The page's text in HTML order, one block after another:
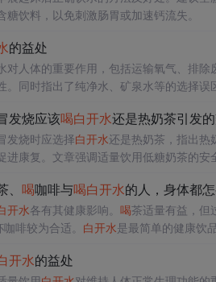
糖饮料，以免刺激肠胃或加速钙流失。
的益处
对人体的重要作用，包括运输氧气、排
。同时指出了纯净水、矿泉水等的选择误
发烧应该喝白开水还是热奶茶引发
发烧时应选择白开水 还是热奶茶，指出热
进康复。文章强调适量饮用低糖奶茶的安
、 喝咖啡与喝白开水的人，身体都
开水各有其健康影响。 喝茶适量有益，但
啡较为合适。 白开水是最简单的健康饮
开水的益处